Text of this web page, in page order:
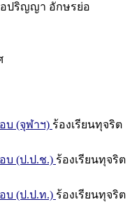
ปริญญา อักษรย่อ
บ (จุฬาฯ) ร้องเรียนทุจริต
บ (ป.ป.ช.) ร้องเรียนทุจริต
บ (ป.ป.ท.) ร้องเรียนทุจริต